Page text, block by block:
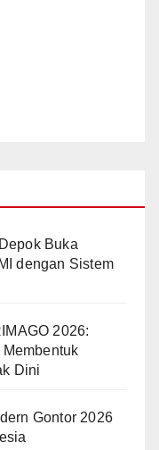
Buka
dengan Sistem
2026:
Dini
Gontor 2026